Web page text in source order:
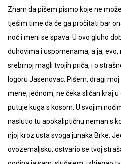
Znam da pišem pismo koje ne
tješim time da će ga pročitati bar
noć i meni se spava. U ovo gluho
duhovima i uspomenama, a ja,
srebrnoj magli tvojih priča, i o
logoru Jasenovac. Pišem, dragi
mene, jednom, ne čeka sličan kraj
putuje kuga s kosom. U svojim
naslutio tu apokaliptičnu neman s
njoj kroz usta svoga junaka Brke.
ovozemaljsku, ostvario se tvoj